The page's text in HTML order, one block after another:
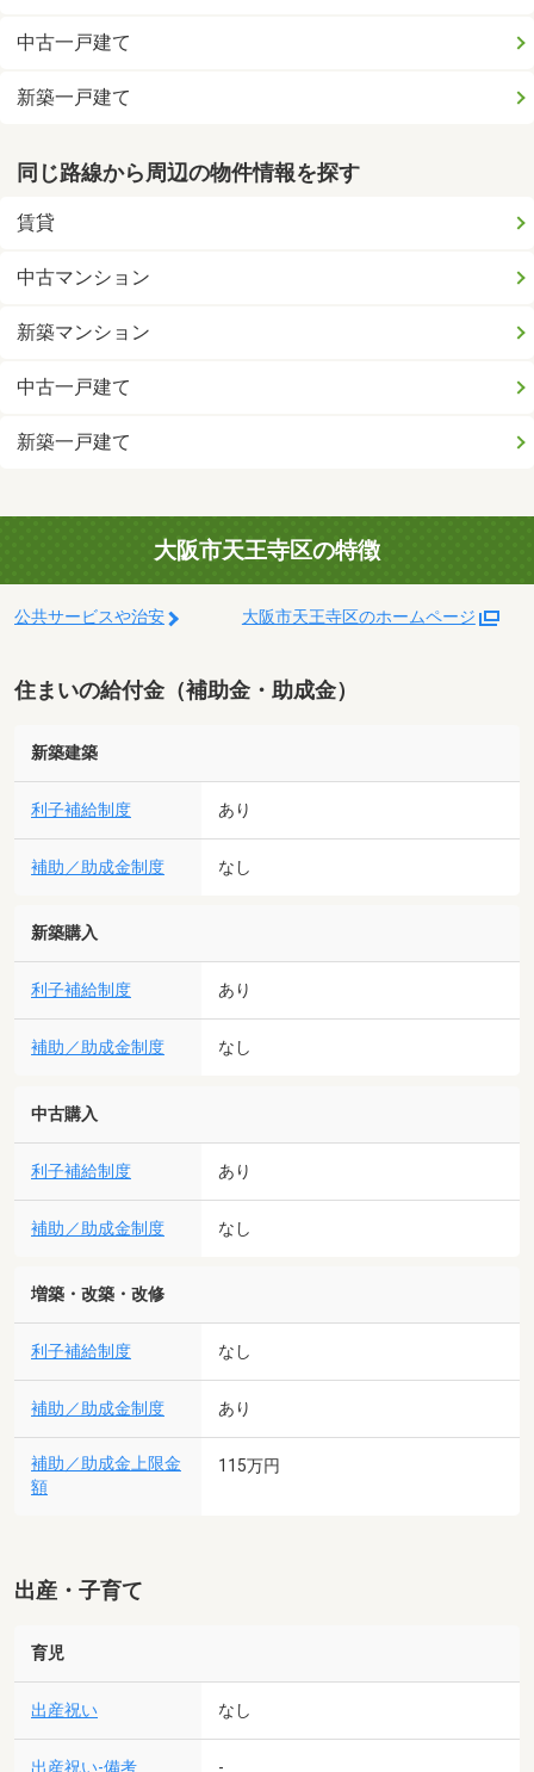
中古一戸建て
新築一戸建て
同じ路線から周辺の物件情報を探す
賃貸
中古マンション
新築マンション
中古一戸建て
新築一戸建て
大阪市天王寺区の特徴
公共サービスや治安 大阪市天王寺区のホームページ
住まいの給付金（補助金・助成金）
新築建築
利子補給制度 あり
補助／助成金制度 なし
新築購入
利子補給制度 あり
補助／助成金制度 なし
中古購入
利子補給制度 あり
補助／助成金制度 なし
増築・改築・改修
利子補給制度 なし
補助／助成金制度 あり
補助／助成金上限金
額
115万円
出産・子育て
育児
出産祝い なし
-